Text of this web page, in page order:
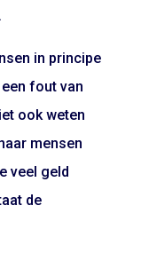
in principe
fout van
ook weten
mensen
veel geld
de